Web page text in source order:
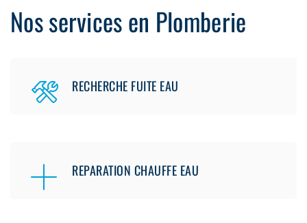
Nos services en Plomberie
RECHERCHE FUITE EAU
REPARATION CHAUFFE EAU